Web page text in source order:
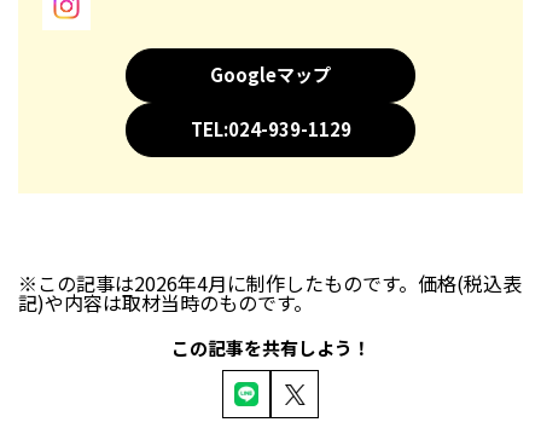
Googleマップ
TEL:024-939-1129
※この記事は2026年4月に制作したものです。価格(税込表
記)や内容は取材当時のものです。
この記事を共有しよう！